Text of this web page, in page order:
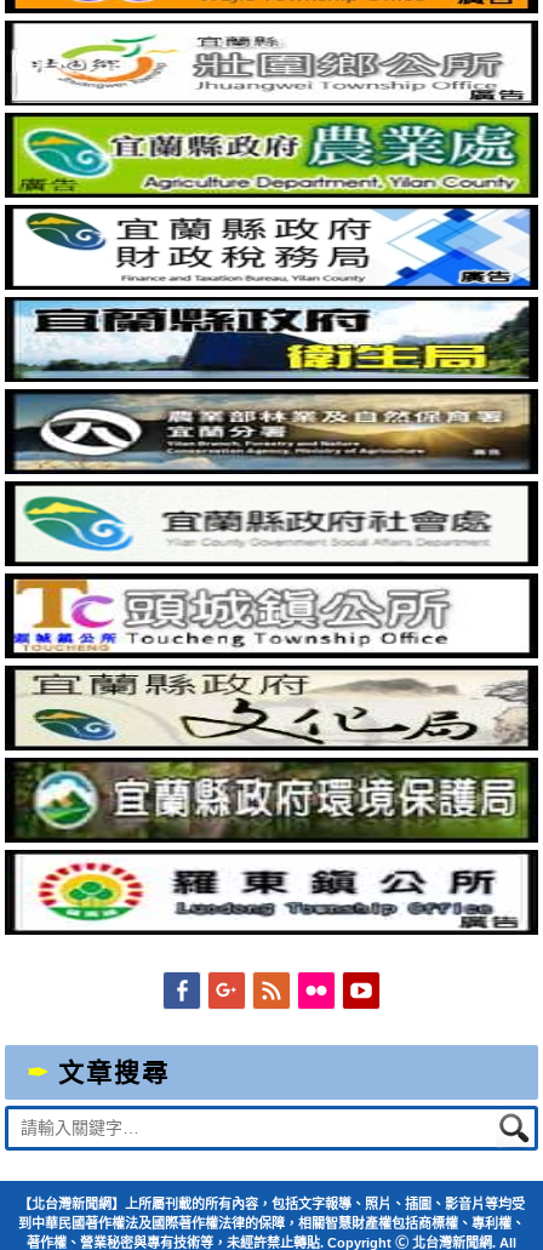
FacebookGoogleplus
Feed Flickr
文章搜尋
Suche
nach:
【北台灣新聞網】上所屬刊載的所有內容，包括文字報導、照片、插圖、影音片等均受
到中華民國著作權法及國際著作權法律的保障，相關智慧財產權包括商標權、專利權、
著作權、營業秘密與專有技術等，未經許禁止轉貼. Copyright Ⓒ 北台灣新聞網. All